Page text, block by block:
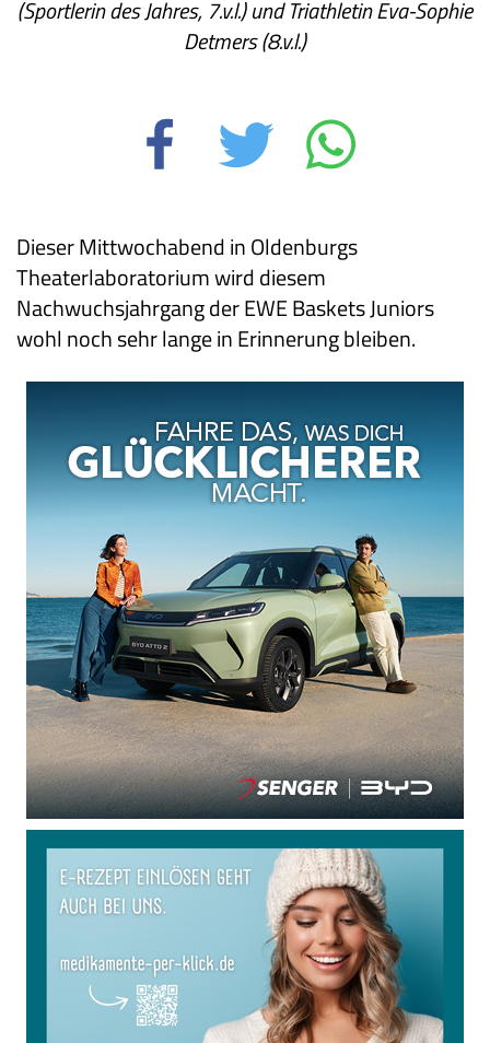
(Sportlerin des Jahres, 7.v.l.) und Triathletin Eva-Sophie
Detmers (8.v.l.)
Dieser Mittwochabend in Oldenburgs
Theaterlaboratorium wird diesem
Nachwuchsjahrgang der EWE Baskets Juniors
wohl noch sehr lange in Erinnerung bleiben.